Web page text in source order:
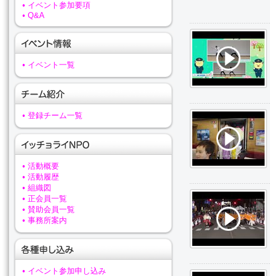
• イベント参加要項
• Q&A
• イベント一覧
• 登録チーム一覧
• 活動概要
• 活動履歴
• 組織図
• 正会員一覧
• 賛助会員一覧
• 事務所案内
• イベント参加申し込み